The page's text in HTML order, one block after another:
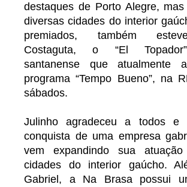
destaques de Porto Alegre,
diversas cidades do interior
premiados, também
Costaguta, o “El
santanense que atualmente
programa “Tempo Bueno”, na
sábados.
Julinho agradeceu a todos e
conquista de uma empresa
vem expandindo sua
cidades do interior gaúcho.
Gabriel, a Na Brasa possui